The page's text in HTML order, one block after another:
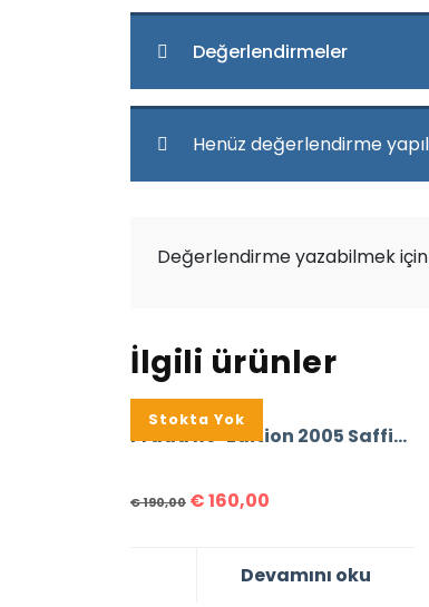
Değerlendirmeler
Henüz değerlendirme
Değerlendirme yazabilmek için
İlgili ürünler
%16
Stokta Yok
Prada Re-Edition 2005 Saffiano Leather Bag
€190,00 €160,00
Devamını oku